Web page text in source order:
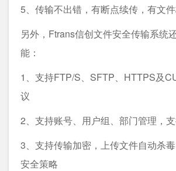
5、传输不出错，有断点续传，有文件
另外，Ftrans信创文件安全传输系统
能：
1、支持FTP/S、SFTP、HTTPS及
议
2、支持账号、用户组、部门管理，
3、支持传输加密，上传文件自动杀
安全策略